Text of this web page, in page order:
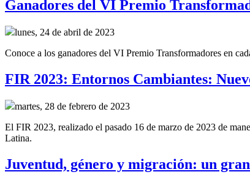
Ganadores del VI Premio
lunes, 24 de abril de 2023
Conoce a los ganadores del VI Premio Transformadores en
FIR 2023: Entornos Cambiantes:
martes, 28 de febrero de 2023
El FIR 2023, realizado el pasado 16 de marzo de 2023 de
Latina.
Juventud, género y migración: un